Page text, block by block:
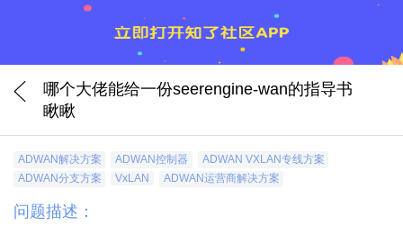
哪个大佬能给一份seerengine-wan的指导书
瞅瞅
ADWAN解决方案 ADWAN控制器
ADWAN VXLAN专线方案
ADWAN分支方案
VxLAN ADWAN运营商解决方案
问题描述：